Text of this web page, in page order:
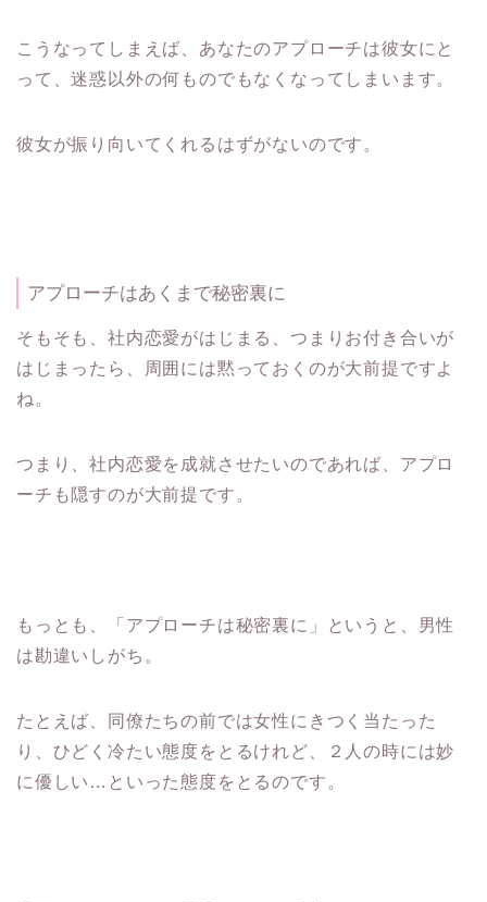
こうなってしまえば、あなたのアプローチは彼女にと
って、迷惑以外の何ものでもなくなってしまいます。
彼女が振り向いてくれるはずがないのです。
アプローチはあくまで秘密裏に
そもそも、社内恋愛がはじまる、つまりお付き合いが
はじまったら、周囲には黙っておくのが大前提ですよ
ね。
つまり、社内恋愛を成就させたいのであれば、アプロ
ーチも隠すのが大前提です。
もっとも、「アプローチは秘密裏に」というと、男性
は勘違いしがち。
たとえば、同僚たちの前では女性にきつく当たった
り、ひどく冷たい態度をとるけれど、２人の時には妙
に優しい…といった態度をとるのです。